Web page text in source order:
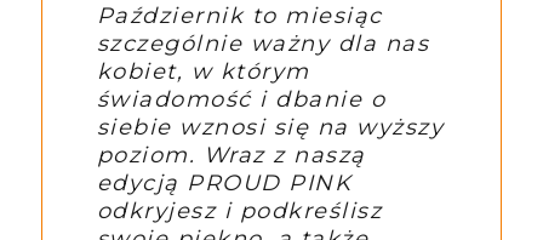
Październik to miesiąc
szczególnie ważny dla nas
kobiet, w którym
świadomość i dbanie o
siebie wznosi się na wyższy
poziom. Wraz z naszą
edycją PROUD PINK
odkryjesz i podkreślisz